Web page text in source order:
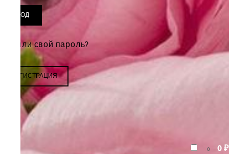
ВХОД
Забыли свой пароль?
РЕГИСТРАЦИЯ
0 0₽